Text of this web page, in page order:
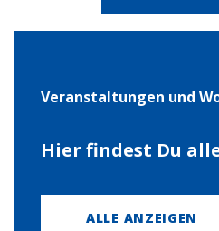
Ver­an­stal­tun­gen und
Hier fin­dest Du alle
ALLE ANZEIGEN